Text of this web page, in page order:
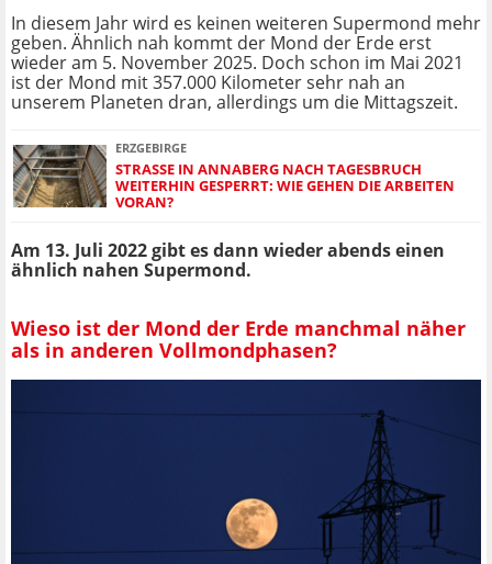
In diesem Jahr wird es keinen weiteren Supermond mehr
geben. Ähnlich nah kommt der Mond der Erde erst
wieder am 5. November 2025. Doch schon im Mai 2021
ist der Mond mit 357.000 Kilometer sehr nah an
unserem Planeten dran, allerdings um die Mittagszeit.
ERZGEBIRGE
STRASSE IN ANNABERG NACH TAGESBRUCH W
EITERHIN GESPERRT: WIE GEHEN DIE ARBEITEN V
ORAN?
Am 13. Juli 2022 gibt es dann wieder abends einen
ähnlich nahen Supermond.
Wieso ist der Mond der Erde manchmal näher
als in anderen Vollmondphasen?